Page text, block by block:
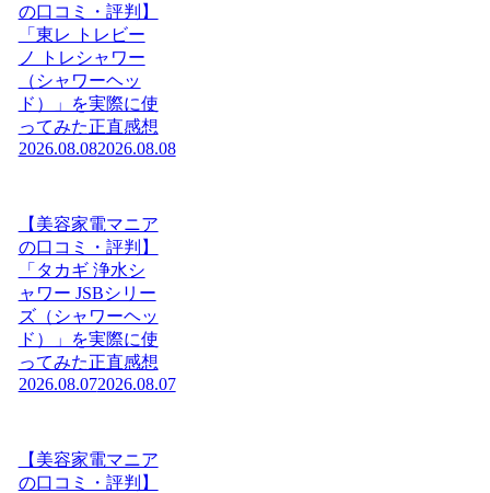
の口コミ・評判】
「東レ トレビー
ノ トレシャワー
（シャワーヘッ
ド）」を実際に使
ってみた正直感想
2026.08.082026.08.08
【美容家電マニア
の口コミ・評判】
「タカギ 浄水シ
ャワー JSBシリー
ズ（シャワーヘッ
ド）」を実際に使
ってみた正直感想
2026.08.072026.08.07
【美容家電マニア
の口コミ・評判】